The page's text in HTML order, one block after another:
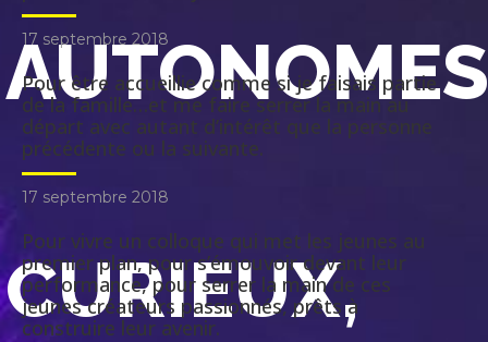
CURIEUX,
17 septembre 2018
Pour être accueillie comme si je faisais partie
de la famille…et me faire serrer la main au
départ avec autant d’intérêt que la personne
précédente ou la suivante.
17 septembre 2018
Pour vivre un colloque qui met les jeunes au
premier plan, pour s’émouvoir devant leur
performance, pour serrer la main de ces
jeunes créateurs passionnés, prêts à
construire leur avenir.